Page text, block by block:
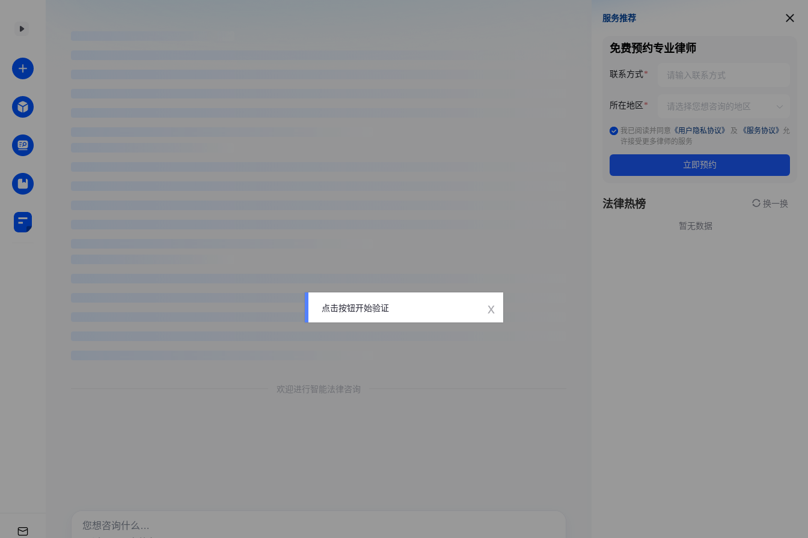
欢迎进行智能法律咨询
服务推荐
服务推荐
免费预约专业律师
联系方式
所在地区
我已阅读并同意 《用户隐私协议》 及 《服务协议》 允
许接受更多律师的服务
立即预约
法律热榜 换一换
暂无数据
点击按钮开始验证 x